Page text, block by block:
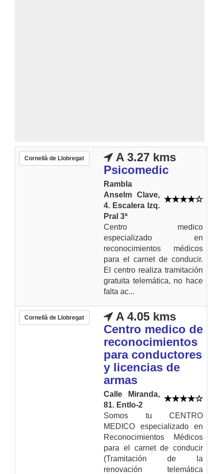
Cornellà de Llobregat
A 3.27 kms
Psicomedic
Rambla
Anselm Clave,
4. Escalera Izq.
Pral 3ª
Centro medico
especializado en
reconocimientos médicos
para el carnet de conducir.
El centro realiza tramitación
gratuita telemática, no hace
falta ac...
Cornellà de Llobregat
A 4.05 kms
Centro medico de
reconocimientos
para conductores
y licencias de
armas
Calle Miranda,
81. Entlo-2
Somos tu CENTRO
MEDICO especializado en
Reconocimientos Médicos
para el carnet de conducir
(Tramitación de la
renovación telemática